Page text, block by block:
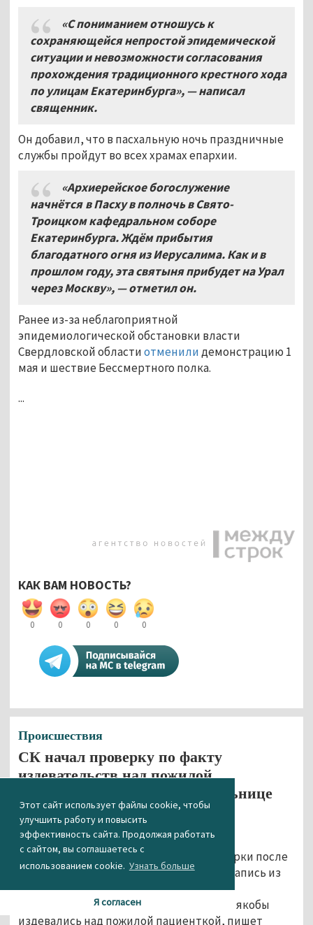
Этот сайт использует файлы cookie, чтобы
улучшить работу и повысить
эффективность сайта. Продолжая работать
с сайтом, вы соглашаетесь с
использованием cookie. Узнать больше
Я согласен
«С пониманием отношусь к
сохраняющейся непростой эпидемической
ситуации и невозможности согласования
прохождения традиционного крестного хода
по улицам Екатеринбурга», — написал
священник.
Он добавил, что в пасхальную ночь праздничные
службы пройдут во всех храмах епархии.
«Архиерейское богослужение
начнётся в Пасху в полночь в Свято-
Троицком кафедральном соборе
Екатеринбурга. Ждём прибытия
благодатного огня из Иерусалима. Как и в
прошлом году, эта святыня прибудет на Урал
через Москву», — отметил он.
Ранее из-за неблагоприятной
эпидемиологической обстановки власти
Свердловской областиотменилидемонстрацию 1
мая и шествие Бессмертного полка.
...
КАК ВАМ НОВОСТЬ?
0 0 0 0 0
Происшествия
СК начал проверку по факту
издевательств над пожилой
пациенткой в московской больнице
26.04.2021 09:50
Следственный комитет и департамент
здравоохранения Москвы начали проверки после
того, как в интернете появилась видеозапись из
больницы № 36 имени Иноземцева, где
сотрудницы медицинского учреждения якобы
издевались над пожилой пациенткой, пишет